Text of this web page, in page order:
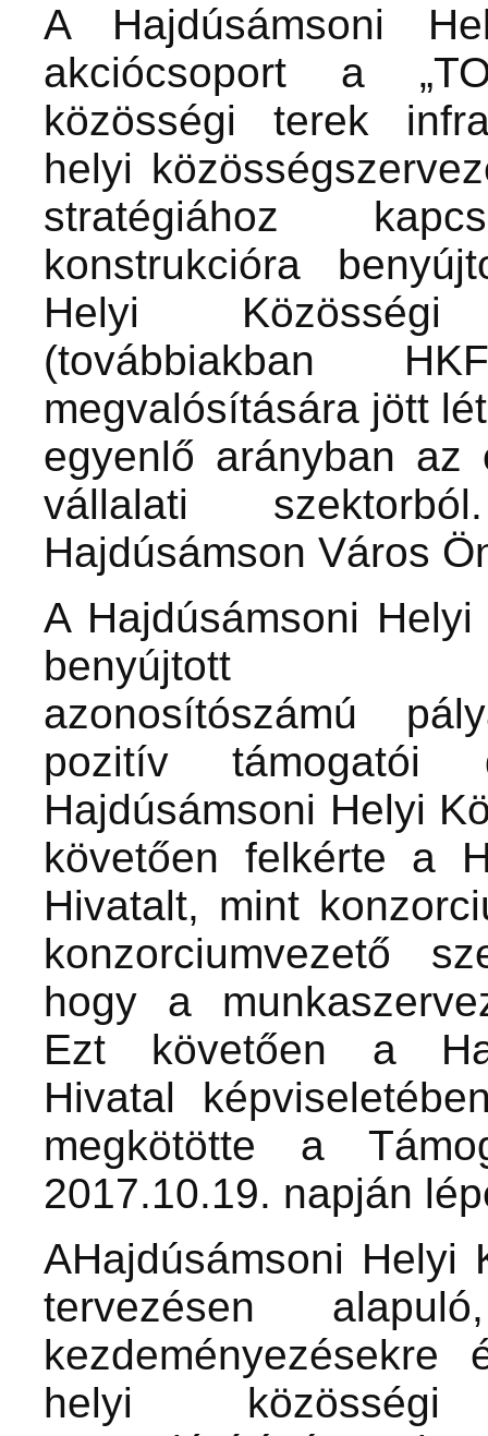
A Hajdúsámsoni
akciócsoport a
közösségi terek
helyi
stratégiához
konstrukcióra
Helyi
(továbbiakban
megvalósítására jött
egyenlő arányban
vállalati
Hajdúsámson Város
A Hajdúsámsoni
benyújtott TOP-
azonosítószámú
pozitív támogatói
Hajdúsámsoni Helyi
követően felkérte a
Hivatalt, mint
konzorciumvezető
hogy a
Ezt követően a
Hivatal
megkötötte a
2017.10.19. napján
AHajdúsámsoni Helyi
tervezésen
helyi